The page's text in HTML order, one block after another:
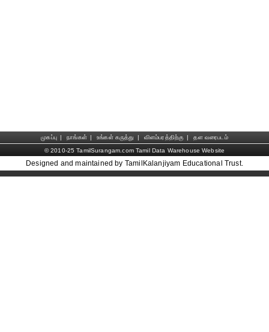
முகப்பு | நாங்கள் | உங்கள் கருத்து | விளம்பரத்திற்கு |
தள வரைபடம்
© 2010-25 TamilSurangam.com Tamil Data Warehouse Website
Designed and maintained by TamilKalanjiyam Educational Trust.